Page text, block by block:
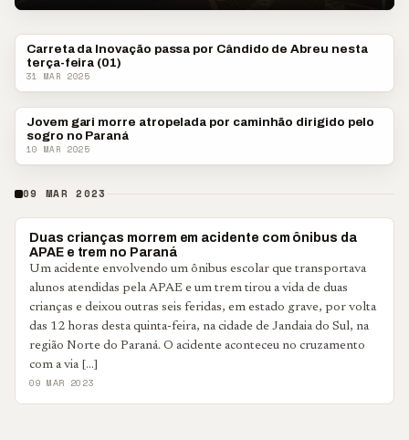
CIDADES
Carreta da Inovação passa por Cândido de Abreu nesta
terça-feira (01)
31 MAR 2025
PARANÁ
Jovem gari morre atropelada por caminhão dirigido pelo
sogro no Paraná
10 MAR 2025
09 MAR 2023
DESTAQUE
Duas crianças morrem em acidente com ônibus da
APAE e trem no Paraná
Um acidente envolvendo um ônibus escolar que transportava
alunos atendidas pela APAE e um trem tirou a vida de duas
crianças e deixou outras seis feridas, em estado grave, por volta
das 12 horas desta quinta-feira, na cidade de Jandaia do Sul, na
região Norte do Paraná. O acidente aconteceu no cruzamento
com a via […]
09 MAR 2023